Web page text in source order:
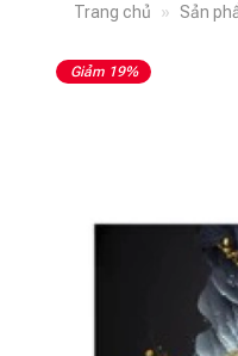
Trang chủ » Sản
Giảm 19%